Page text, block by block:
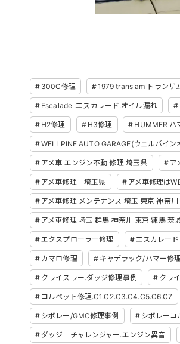
300C修理 1979 trans am トランザ
Escalade .エスカレード.オイル漏れ
H2修理 H3修理 HUMMER ハ
WELLPINE AUTO GARAGE(ウェルパイン
アメ車 エンジン不動 修理 埼玉県 ア
アメ車修理 埼玉県 アメ車修理は
アメ車修理 メンテナンス 埼玉 東京 神奈
アメ車修理 埼玉 群馬 神奈川 東京 練馬 茨
エクスプローラー修理 エスカレー
カマロ修理 キャデラック/ハマー修
クライスラー.ダッジ修理事例 クラ
コルベット修理.C1.C2.C3.C4.C5.C6.C7
シボレー/GMC修理事例 シボレーコ
ダッジ チャレンジャー.エンジン異音